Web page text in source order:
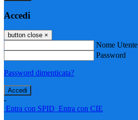
Accedi
button close ×
Nome Utente
Password
Password dimenticata?
-
Entra con SPID Entra con CIE